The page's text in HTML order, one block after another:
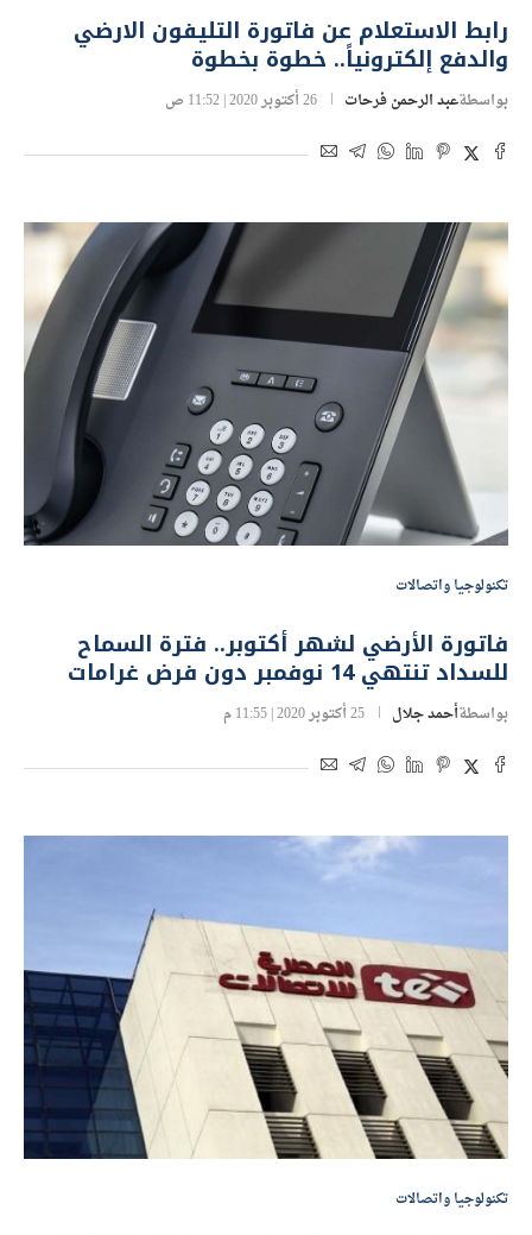
رابط الاستعلام عن فاتورة التليفون الارضي
والدفع إلكترونياً.. خطوة بخطوة
بواسطةعبد الرحمن فرحات 26 أكتوبر 2020 | 11:52 ص
تكنولوجيا واتصالات
فاتورة الأرضي لشهر أكتوبر.. فترة السماح
للسداد تنتهي 14 نوفمبر دون فرض غرامات
بواسطةأحمد جلال 25 أكتوبر 2020 | 11:55 م
تكنولوجيا واتصالات